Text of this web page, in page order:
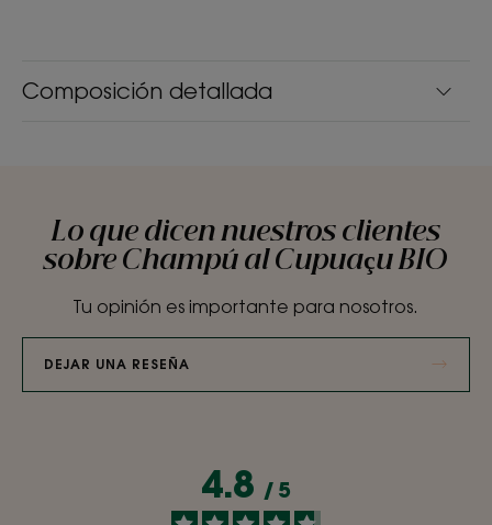
Composición detallada
Lo que dicen nuestros clientes
sobre Champú al Cupuaçu BIO
Tu opinión es importante para nosotros.
DEJAR UNA RESEÑA
4.8 / 5